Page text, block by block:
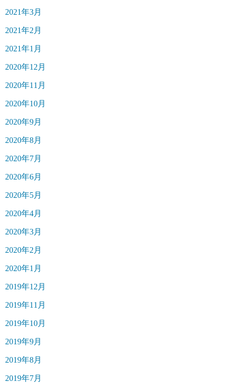
2021年3月
2021年2月
2021年1月
2020年12月
2020年11月
2020年10月
2020年9月
2020年8月
2020年7月
2020年6月
2020年5月
2020年4月
2020年3月
2020年2月
2020年1月
2019年12月
2019年11月
2019年10月
2019年9月
2019年8月
2019年7月